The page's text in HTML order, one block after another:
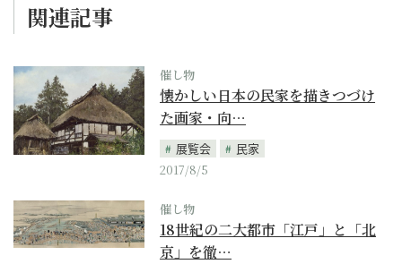
関連記事
催し物
懐かしい日本の民家を描きつづけ
た画家・向…
展覧会
民家
2017/8/5
催し物
18世紀の二大都市「江戸」と「北
京」を徹…